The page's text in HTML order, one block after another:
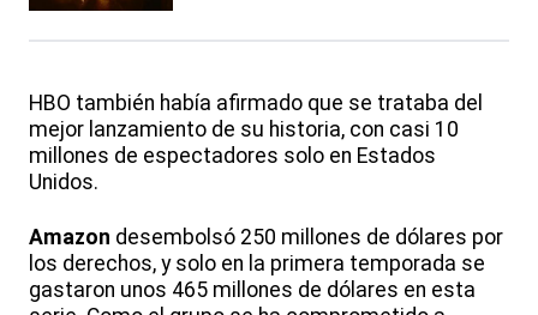
HBO también había afirmado que se trataba del
mejor lanzamiento de su historia, con casi 10
millones de espectadores solo en Estados
Unidos.
Amazon desembolsó 250 millones de dólares por
los derechos, y solo en la primera temporada se
gastaron unos 465 millones de dólares en esta